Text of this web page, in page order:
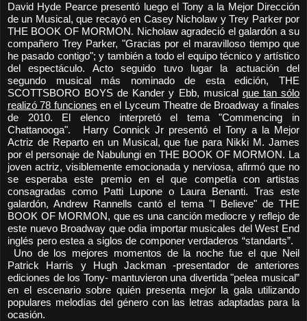
David Hyde Pearce presentó luego el Tony a la Mejor Dirección
de un Musical, que recayó en Casey Nicholaw y Trey Parker por
THE BOOK OF MORMON. Nicholaw agradeció el galardón a su
compañero Trey Parker, "Gracias por el maravilloso tiempo que
he pasado contigo"; y también a todo el equipo técnico y artístico
del espectáculo. Acto seguido tuvo lugar la actuación del
segundo musical más nominado de esta edición, THE
SCOTTSBORO BOYS de Kander y Ebb, musical que tan sólo
realizó 78 funciones en el Lyceum Theatre de Broadway a finales
de 2010. El elenco interpretó el tema "Commencing in
Chattanooga". Harry Connick Jr presentó el Tony a la Mejor
Actriz de Reparto en un Musical, que fue para Nikki M. James
por el personaje de Nabulungi en THE BOOK OF MORMON. La
joven actriz, visiblemente emocionada y nerviosa, afirmó que no
se esperaba este premio en el que competía con artistas
consagradas como Patti Lupone o Laura Benanti. Tras este
galardón, Andrew Rannells cantó el tema "I Believe" de THE
BOOK OF MORMON, que es una canción mediocre y reflejo de
este nuevo Broadway que odia importar musicales del West End
inglés pero estea a siglos de componer verdaderos “standarts”.
Uno de los mejores momentos de la noche fue el que Neil
Patrick Harris y Hugh Jackman -presentador de anteriores
ediciones de los Tony- mantuvieron una divertida "pelea musical”
en el escenario sobre quién presenta mejor la gala utilizando
populares melodías del género con las letras adaptadas para la
ocasión.